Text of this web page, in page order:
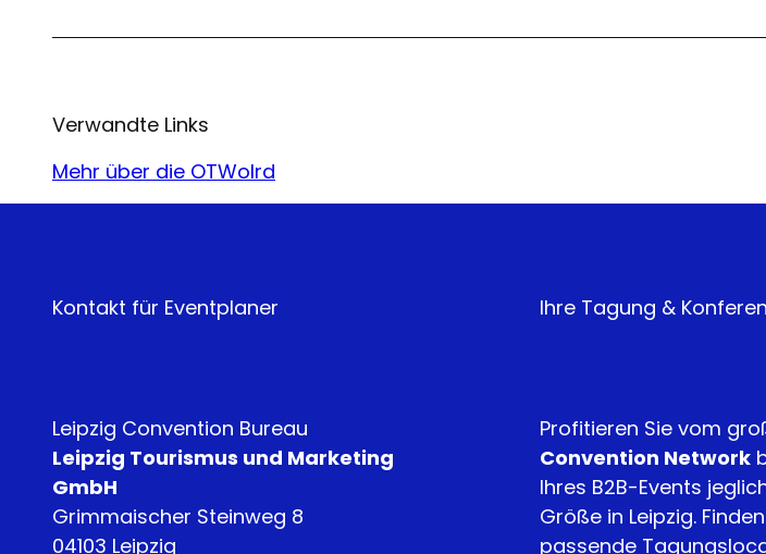
Verwandte Links
Mehr über die OTWolrd
Kontakt für Eventplaner
Leipzig Convention Bureau
Leipzig Tourismus und Marketing
GmbH
Grimmaischer Steinweg 8
04103 Leipzig
Ihre Tagung &
Profitieren Sie vom
Convention Network
Ihres B2B-Events
Größe in Leipzig.
passende